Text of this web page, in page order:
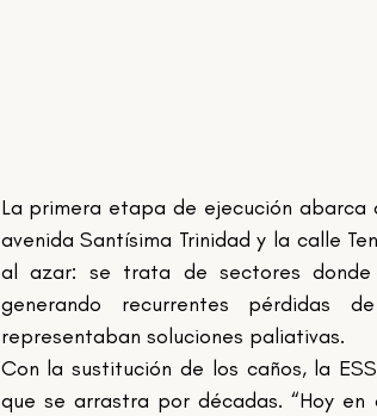
La primera etapa de ejecución
avenida Santísima Trinidad y la calle
al azar: se trata de sectores
generando recurrentes pérdidas
representaban soluciones paliativas.
Con la sustitución de los caños, la
que se arrastra por décadas. “Hoy